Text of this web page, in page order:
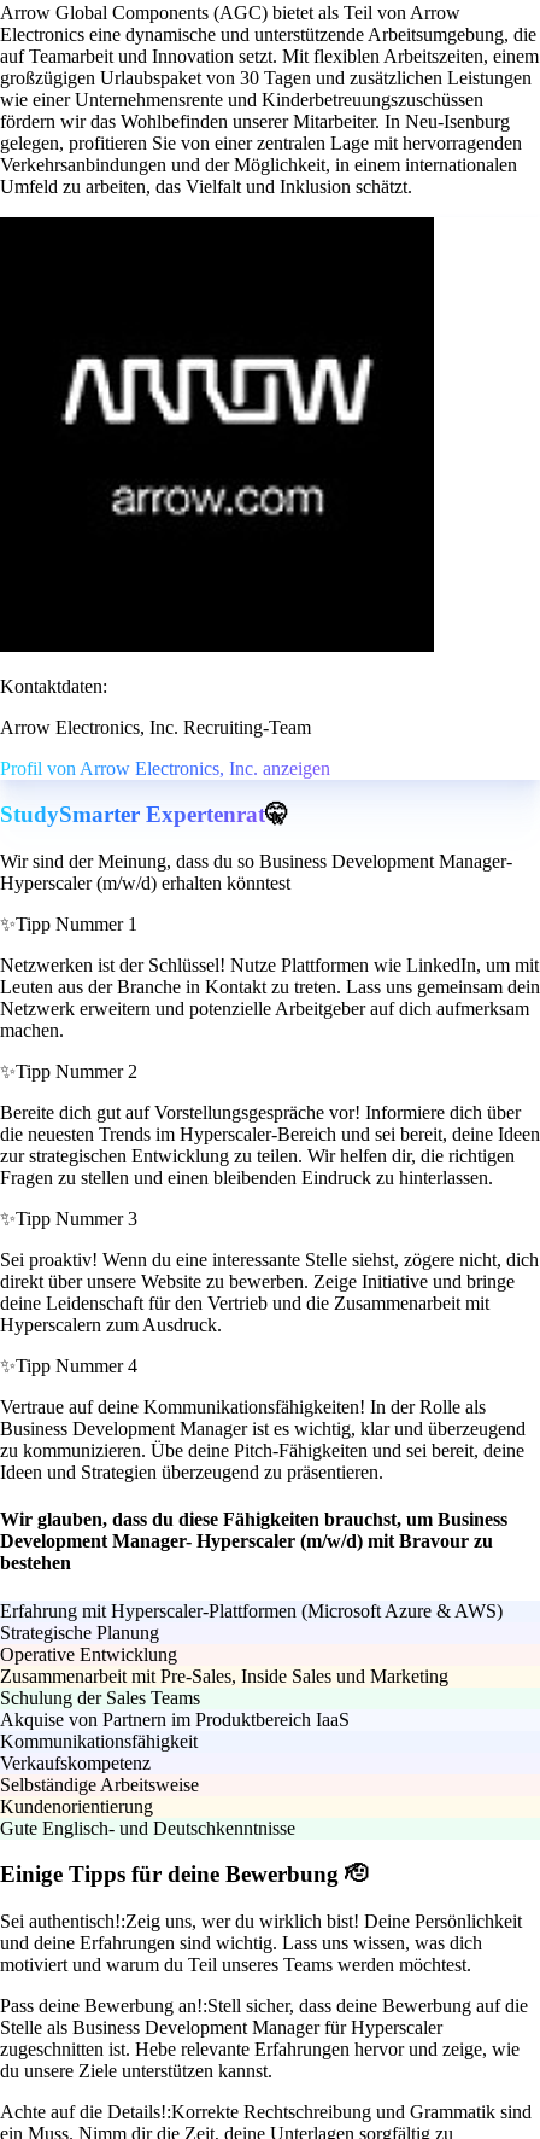
Arrow Global Components (AGC) bietet als Teil von Arrow
Electronics eine dynamische und unterstützende Arbeitsumgebung, die
auf Teamarbeit und Innovation setzt. Mit flexiblen Arbeitszeiten, einem
großzügigen Urlaubspaket von 30 Tagen und zusätzlichen Leistungen
wie einer Unternehmensrente und Kinderbetreuungszuschüssen
fördern wir das Wohlbefinden unserer Mitarbeiter. In Neu-Isenburg
gelegen, profitieren Sie von einer zentralen Lage mit hervorragenden
Verkehrsanbindungen und der Möglichkeit, in einem internationalen
Umfeld zu arbeiten, das Vielfalt und Inklusion schätzt.
Kontaktdaten:
Arrow Electronics, Inc. Recruiting-Team
Profil von Arrow Electronics, Inc. anzeigen
StudySmarter Expertenrat🤫
Wir sind der Meinung, dass du so Business Development Manager-
Hyperscaler (m/w/d) erhalten könntest
✨Tipp Nummer 1
Netzwerken ist der Schlüssel! Nutze Plattformen wie LinkedIn, um mit
Leuten aus der Branche in Kontakt zu treten. Lass uns gemeinsam dein
Netzwerk erweitern und potenzielle Arbeitgeber auf dich aufmerksam
machen.
✨Tipp Nummer 2
Bereite dich gut auf Vorstellungsgespräche vor! Informiere dich über
die neuesten Trends im Hyperscaler-Bereich und sei bereit, deine Ideen
zur strategischen Entwicklung zu teilen. Wir helfen dir, die richtigen
Fragen zu stellen und einen bleibenden Eindruck zu hinterlassen.
✨Tipp Nummer 3
Sei proaktiv! Wenn du eine interessante Stelle siehst, zögere nicht, dich
direkt über unsere Website zu bewerben. Zeige Initiative und bringe
deine Leidenschaft für den Vertrieb und die Zusammenarbeit mit
Hyperscalern zum Ausdruck.
✨Tipp Nummer 4
Vertraue auf deine Kommunikationsfähigkeiten! In der Rolle als
Business Development Manager ist es wichtig, klar und überzeugend
zu kommunizieren. Übe deine Pitch-Fähigkeiten und sei bereit, deine
Ideen und Strategien überzeugend zu präsentieren.
Wir glauben, dass du diese Fähigkeiten brauchst, um Business
Development Manager- Hyperscaler (m/w/d) mit Bravour zu
bestehen
Erfahrung mit Hyperscaler-Plattformen (Microsoft Azure & AWS)
Strategische Planung
Operative Entwicklung
Zusammenarbeit mit Pre-Sales, Inside Sales und Marketing
Schulung der Sales Teams
Akquise von Partnern im Produktbereich IaaS
Kommunikationsfähigkeit
Verkaufskompetenz
Selbständige Arbeitsweise
Kundenorientierung
Gute Englisch- und Deutschkenntnisse
Einige Tipps für deine Bewerbung 🫡
Sei authentisch!:Zeig uns, wer du wirklich bist! Deine Persönlichkeit
und deine Erfahrungen sind wichtig. Lass uns wissen, was dich
motiviert und warum du Teil unseres Teams werden möchtest.
Pass deine Bewerbung an!:Stell sicher, dass deine Bewerbung auf die
Stelle als Business Development Manager für Hyperscaler
zugeschnitten ist. Hebe relevante Erfahrungen hervor und zeige, wie
du unsere Ziele unterstützen kannst.
Achte auf die Details!:Korrekte Rechtschreibung und Grammatik sind
ein Muss. Nimm dir die Zeit, deine Unterlagen sorgfältig zu